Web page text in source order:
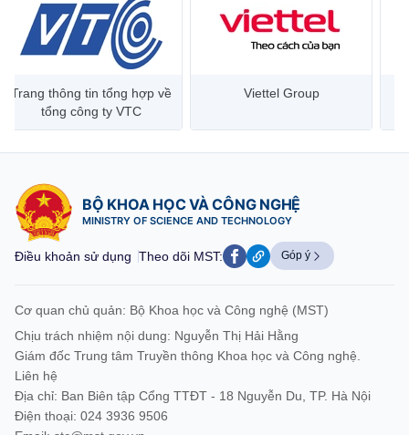
Trang thông tin tổng hợp về
tổng công ty VTC
Viettel Group
BỘ KHOA HỌC VÀ CÔNG NGHỆ
MINISTRY OF SCIENCE AND TECHNOLOGY
Điều khoản sử dụng Theo dõi MST: Góp ý
Cơ quan chủ quản: Bộ Khoa học và Công nghệ (MST)
Chịu trách nhiệm nội dung: Nguyễn Thị Hải Hằng
Giám đốc Trung tâm Truyền thông Khoa học và Công nghệ.
Liên hệ
Địa chỉ: Ban Biên tập Cổng TTĐT - 18 Nguyễn Du, TP. Hà Nội
Điện thoại: 024 3936 9506